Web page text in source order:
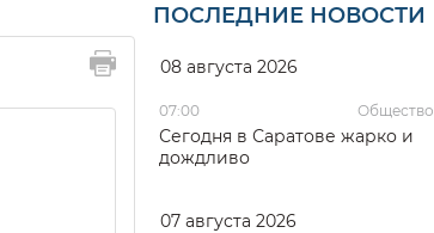
ПОСЛЕДНИЕ НОВОСТИ
08 августа 2026
07:00 Общество
Сегодня в Саратове жарко и
дождливо
07 августа 2026